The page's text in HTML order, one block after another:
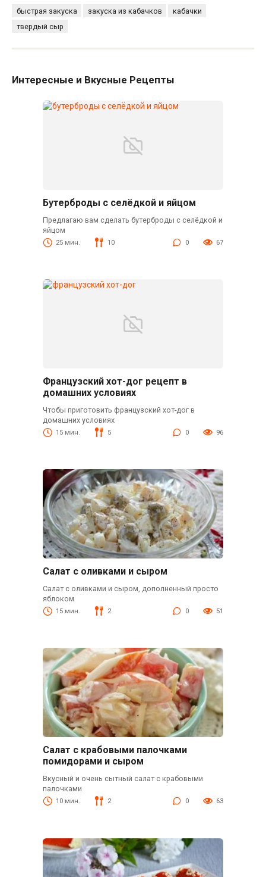
быстрая закуска закуска из кабачков
кабачки
твердый сыр
Интересные и Вкусные Рецепты
Бутерброды с селёдкой и яйцом
Предлагаю вам сделать бутерброды с селёдкой и
яйцом
25 мин. 10 0 67
Французский хот-дог рецепт в
домашних условиях
Чтобы приготовить французский хот-дог в
домашних условиях
15 мин. 5 0 96
Салат с оливками и сыром
Салат с оливками и сыром, дополненный просто
яблоком
15 мин. 2 0 51
Салат с крабовыми палочками
помидорами и сыром
Вкусный и очень сытный салат с крабовыми
палочками
10 мин. 2 0 63